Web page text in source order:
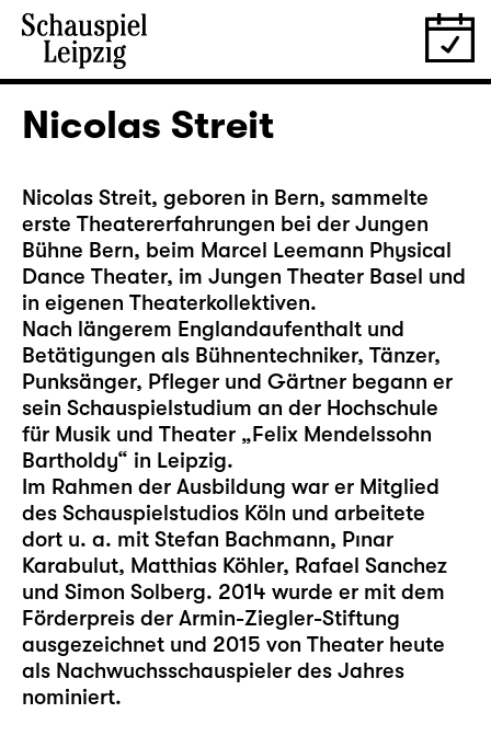
Nicolas Streit
Nicolas Streit, geboren in Bern, sammelte
erste Theatererfahrungen bei der Jungen
Bühne Bern, beim Marcel Leemann Physical
Dance Theater, im Jungen Theater Basel und
in eigenen Theaterkollektiven.
Nach längerem Englandaufenthalt und
Betätigungen als Bühnentechniker, Tänzer,
Punksänger, Pfleger und Gärtner begann er
sein Schauspielstudium an der Hochschule
für Musik und Theater „Felix Mendelssohn
Bartholdy“ in Leipzig.
Im Rahmen der Ausbildung war er Mitglied
des Schauspielstudios Köln und arbeitete
dort u. a. mit Stefan Bachmann, Pınar
Karabulut, Matthias Köhler, Rafael Sanchez
und Simon Solberg. 2014 wurde er mit dem
Förderpreis der Armin-Ziegler-Stiftung
ausgezeichnet und 2015 von Theater heute
als Nachwuchsschauspieler des Jahres
nominiert.